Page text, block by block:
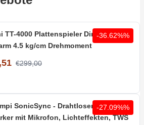
TT-4000 Plattenspieler Direktantrieb
4.5 kg/cm Drehmoment
€299,00
-36.62%%
SonicSync - Drahtloser Karaoke-
mit Mikrofon, Lichteffekten, TWS
-27.09%%